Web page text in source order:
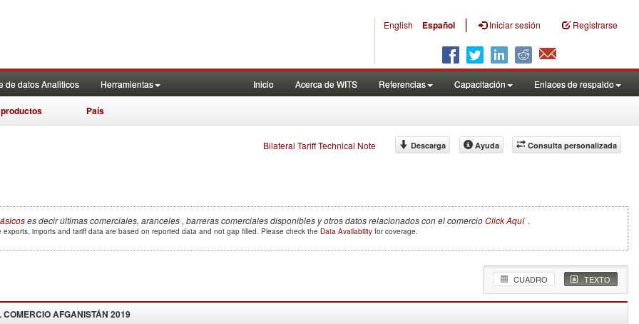
English Español | Iniciar sesión Registrarse
de datos Analiticos Herramientas Inicio Acerca de WITS Referencias Capacitación Enlaces de respaldo
País
Bilateral Tariff Technical Note Consulta personalizada
Descarga Ayuda
es decir últimas comerciales, aranceles , barreras comerciales disponibles y otros datos relacionados con el comercioClick Aquí .
exports, imports and tariff data are based on reported data and not gap filled. Please check the Data Availability for coverage.
CUADRO TEXTO
COMERCIOAFGANISTÁN 2019